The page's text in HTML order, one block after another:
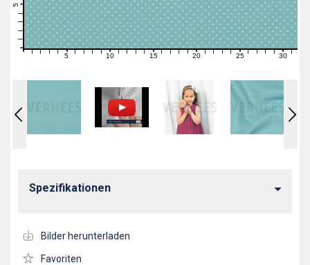
0
1
2
5
0 1 2 3 4 5 6 7 89101112131415 16171819 20 21222324 25 26272829 30 31
Spezifikationen
Bilder herunterladen
Favoriten